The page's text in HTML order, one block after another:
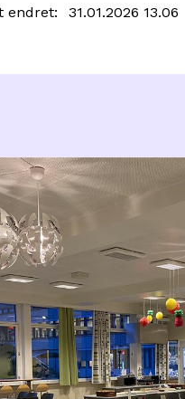
endret 31.01.2026 13.06